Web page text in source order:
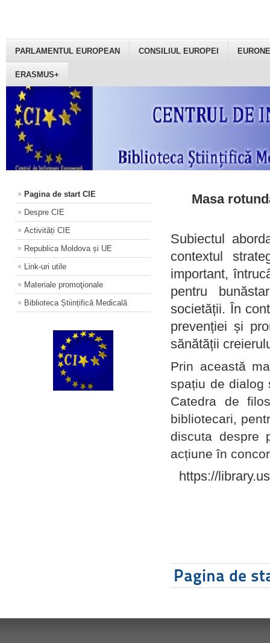
PARLAMENTUL EUROPEAN CONSILIUL EUROPEI
ERASMUS+
Pagina de start CIE
Despre CIE
Activități CIE
Republica Moldova și UE
Link-uri utile
Materiale promoţionale
Biblioteca Științifică Medicală
Masa
Subiectul
contextul
important,
pentru
societății. În
prevenției și
sănătății
Prin această
spațiu de dialog
Catedra de
bibliotecari,
discuta despre
acțiune în
https://
Pagina de